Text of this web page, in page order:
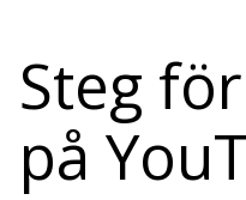
Steg
på